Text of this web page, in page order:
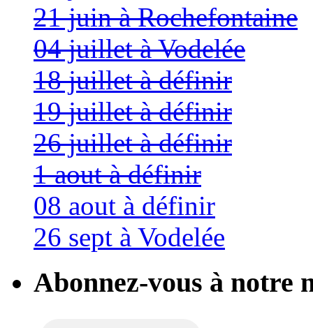
21 juin à Rochefontaine
04 juillet à Vodelée
18 juillet à définir
19 juillet à définir
26 juillet à définir
1 aout à définir
08 aout à définir
26 sept à Vodelée
Abonnez-vous à notre